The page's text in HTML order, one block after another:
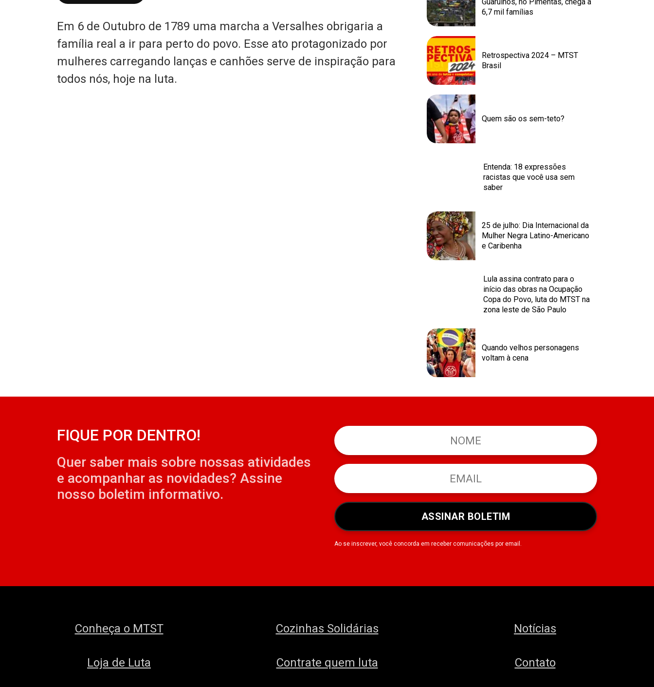
Em 6 de Outubro de 1789 uma marcha a Versalhes obrigaria a
família real a ir para perto do povo. Esse ato protagonizado por
mulheres carregando lanças e canhões serve de inspiração para
todos nós, hoje na luta.
6,7 mil famílias
Retrospectiva 2024 – MTST
Brasil
Quem são os sem-teto?
Entenda: 18 expressões
racistas que você usa sem
saber
25 de julho: Dia Internacional da
Mulher Negra Latino-Americano
e Caribenha
Lula assina contrato para o
início das obras na Ocupação
Copa do Povo, luta do MTST na
zona leste de São Paulo
Quando velhos personagens
voltam à cena
FIQUE POR DENTRO!
Quer saber mais sobre nossas atividades
e acompanhar as novidades? Assine
nosso boletim informativo.
ASSINAR BOLETIM
Ao se inscrever, você concorda em receber comunicações por email.
Conheça o MTST
Loja de Luta
Cozinhas Solidárias
Contrate quem luta
Notícias
Contato